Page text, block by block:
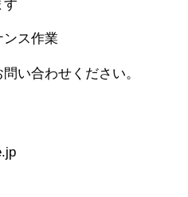
ス作業
い合わせください。